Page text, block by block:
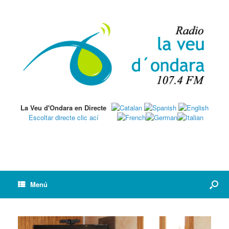
La Veu d'Ondara en Directe
Escoltar directe clic ací
Menú